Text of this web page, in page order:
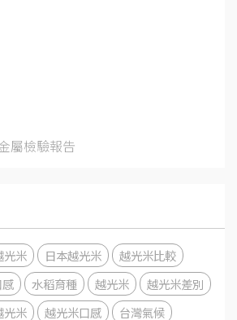
屬檢驗報告
光米 日本越光米
越光米比較
水稻育種 越光米
越光米差別
光米 越光米口感 台灣氣候